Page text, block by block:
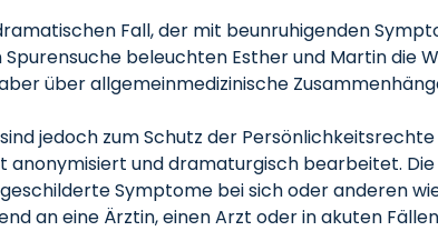
Fall, der mit beunruhigenden
beleuchten Esther und Martin die
über allgemeinmedizinische
jedoch zum Schutz der
und dramaturgisch bearbeitet.
Symptome bei sich oder anderen
an eine Ärztin, einen Arzt oder in akuten